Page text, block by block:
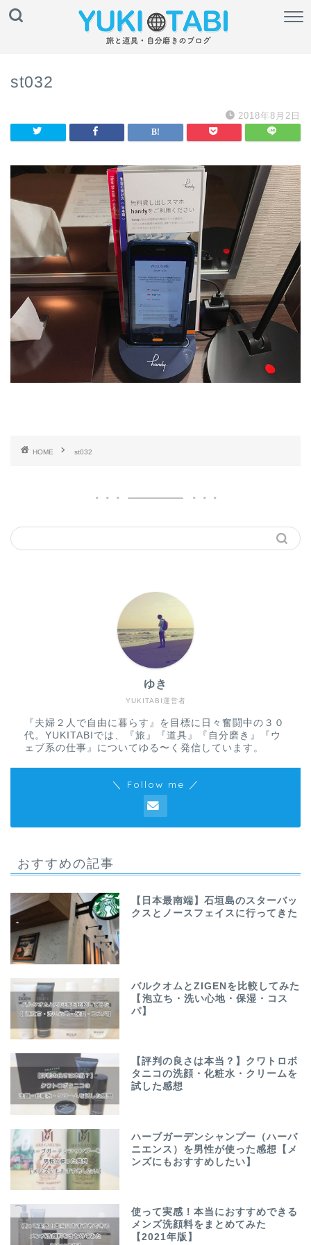
st032
2018年8月2日
HOME st032
YUKITABI運営者
ゆき
『夫婦２人で自由に暮らす』を目標に日々奮闘中の３０
代。YUKITABIでは、『旅』『道具』『自分磨き』『ウ
ェブ系の仕事』についてゆる〜く発信しています。
＼ Follow me ／
おすすめの記事
【日本最南端】石垣島のスターバッ
クスとノースフェイスに行ってきた
バルクオムとZIGENを比較してみた
【泡立ち・洗い心地・保湿・コス
パ】
【評判の良さは本当？】クワトロボ
タニコの洗顔・化粧水・クリームを
試した感想
ハーブガーデンシャンプー（ハーバ
ニエンス）を男性が使った感想【メ
ンズにもおすすめしたい】
使って実感！本当におすすめできる
メンズ洗顔料をまとめてみた
【2021年版】